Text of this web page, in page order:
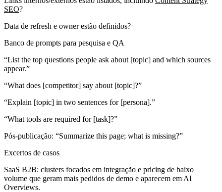
SEO?
Data de refresh e owner estão definidos?
Banco de prompts para pesquisa e QA
“List the top questions people ask about [topic] and which sources
appear.”
“What does [competitor] say about [topic]?”
“Explain [topic] in two sentences for [persona].”
“What tools are required for [task]?”
Pós‑publicação: “Summarize this page; what is missing?”
Excertos de casos
SaaS B2B: clusters focados em integração e pricing de baixo
volume que geram mais pedidos de demo e aparecem em AI
Overviews.